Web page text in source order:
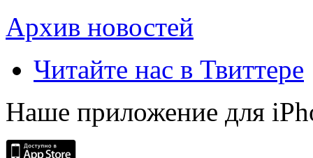
Архив новостей
Читайте нас в Твиттере
Наше приложение для